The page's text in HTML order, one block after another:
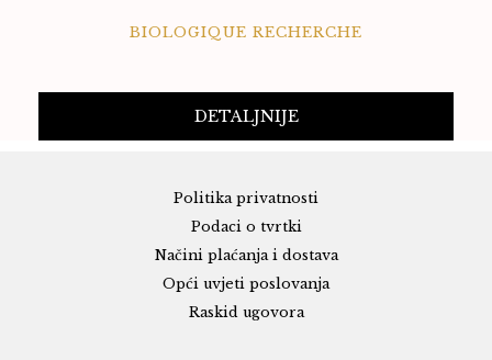
BIOLOGIQUE RECHERCHE
DETALJNIJE
Politika privatnosti
Podaci o tvrtki
Načini plaćanja i dostava
Opći uvjeti poslovanja
Raskid ugovora